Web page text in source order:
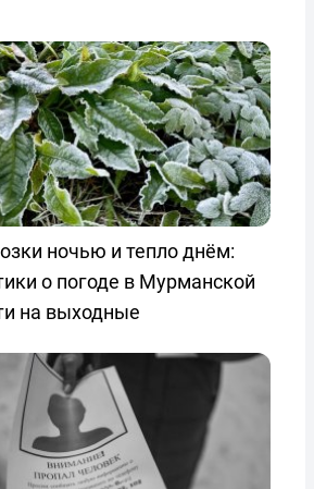
ночью и тепло днём:
о погоде в Мурманской
на выходные